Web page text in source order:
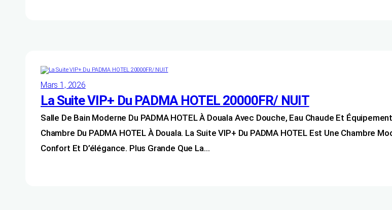
Mars 1, 2026
La Suite VIP+ Du PADMA HOTEL 20000FR/ NUIT
Salle De Bain Moderne Du PADMA HOTEL À Douala Avec Douche, Eau Chaude Et
Chambre Du PADMA HOTEL À Douala. La Suite VIP+ Du PADMA HOTEL Est Une Chambre
Confort Et D’élégance. Plus Grande Que La…